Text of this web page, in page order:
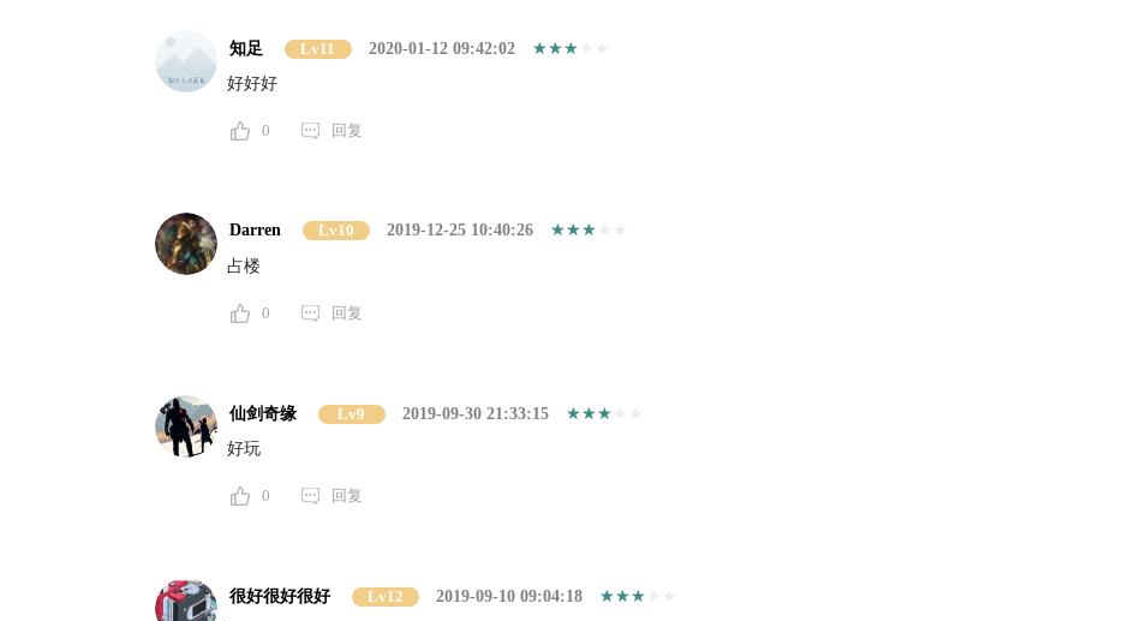
知足 Lv11
2020-01-12 09:42:02
好好好
0 回复
Darren Lv10
2019-12-25 10:40:26
占楼
0 回复
仙剑奇缘 Lv9
2019-09-30 21:33:15
好玩
0 回复
很好很好很好 Lv12
2019-09-10 09:04:18